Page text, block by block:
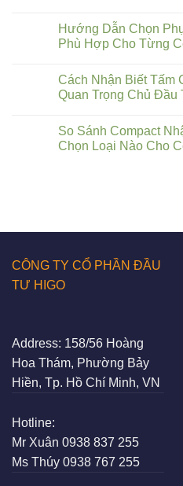
Hướng Dẫn Chọn
Phù Hợp Cho Từng
Cách Nhận Biết Tấm
Quan Trọng Chủ Đầu
So Sánh Compact
Chọn Loại Nào Cho
CÔNG TY CỔ PHẦN ĐẦU
TƯ HIGO
Address: 158/56 Hoàng
Hoa Thám, Phường Bảy
Hiền, Tp. Hồ Chí Minh, VN
Hotline:
Mr Xuân 0938 837 255
Ms Thúy 0938 767 255